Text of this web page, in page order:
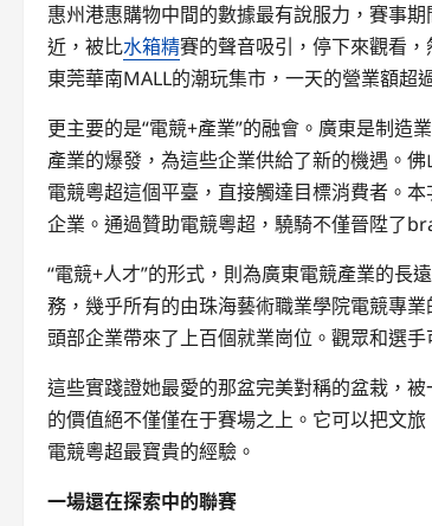
惠州港惠購物中間的數據最有說服力，賽事
近，被比水箱精賽的聲音吸引，停下來觀看
東莞華南MALL的潮玩集市，一天的營業額超
更主要的是“電競+產業”的融會。廣東是制造
產業的爆發，為這些企業供給了新的機遇。
電競粵超這個平臺，直接觸達目標消費者。
企業。通過贊助電競粵超，驍騎不僅晉陞了
“電競+人才”的形式，則為廣東電競產業的長
務，幾乎所有的由珠海藝術職業學院電競專
頭部企業帶來了上百個就業崗位。觀眾和選
這些實踐證她最愛的那盆完美對稱的盆栽，
的價值絕不僅僅在于賽場之上。它可以把文
電競粵超最寶貴的經驗。
一場還在探索中的聯賽